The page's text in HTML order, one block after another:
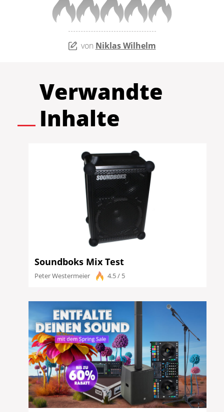
von Niklas Wilhelm
Verwandte
Inhalte
Soundboks Mix Test
Peter Westermeier 4.5 / 5